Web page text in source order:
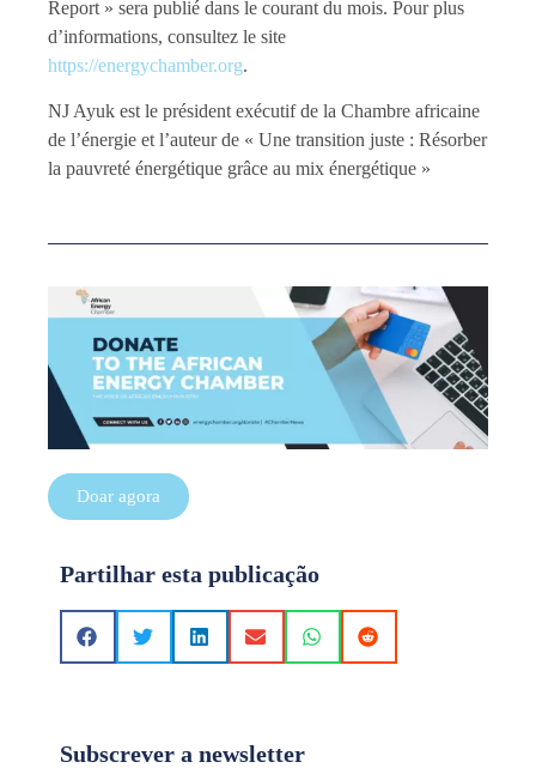
Report » sera publié dans le courant du mois. Pour plus
d’informations, consultez le site
https://energychamber.org.
NJ Ayuk est le président exécutif de la Chambre africaine
de l’énergie et l’auteur de « Une transition juste : Résorber
la pauvreté énergétique grâce au mix énergétique »
Doar agora
Partilhar esta publicação
Subscrever a newsletter